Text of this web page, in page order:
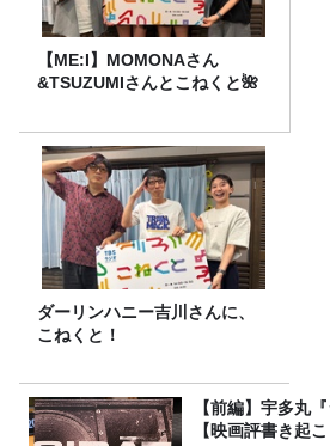
【ME:I】MOMONAさん
&TSUZUMIさんとこねくと🌺
ダーリンハニー吉川さんに、
こねくと！
【前編】宇多丸
【映画評書き起